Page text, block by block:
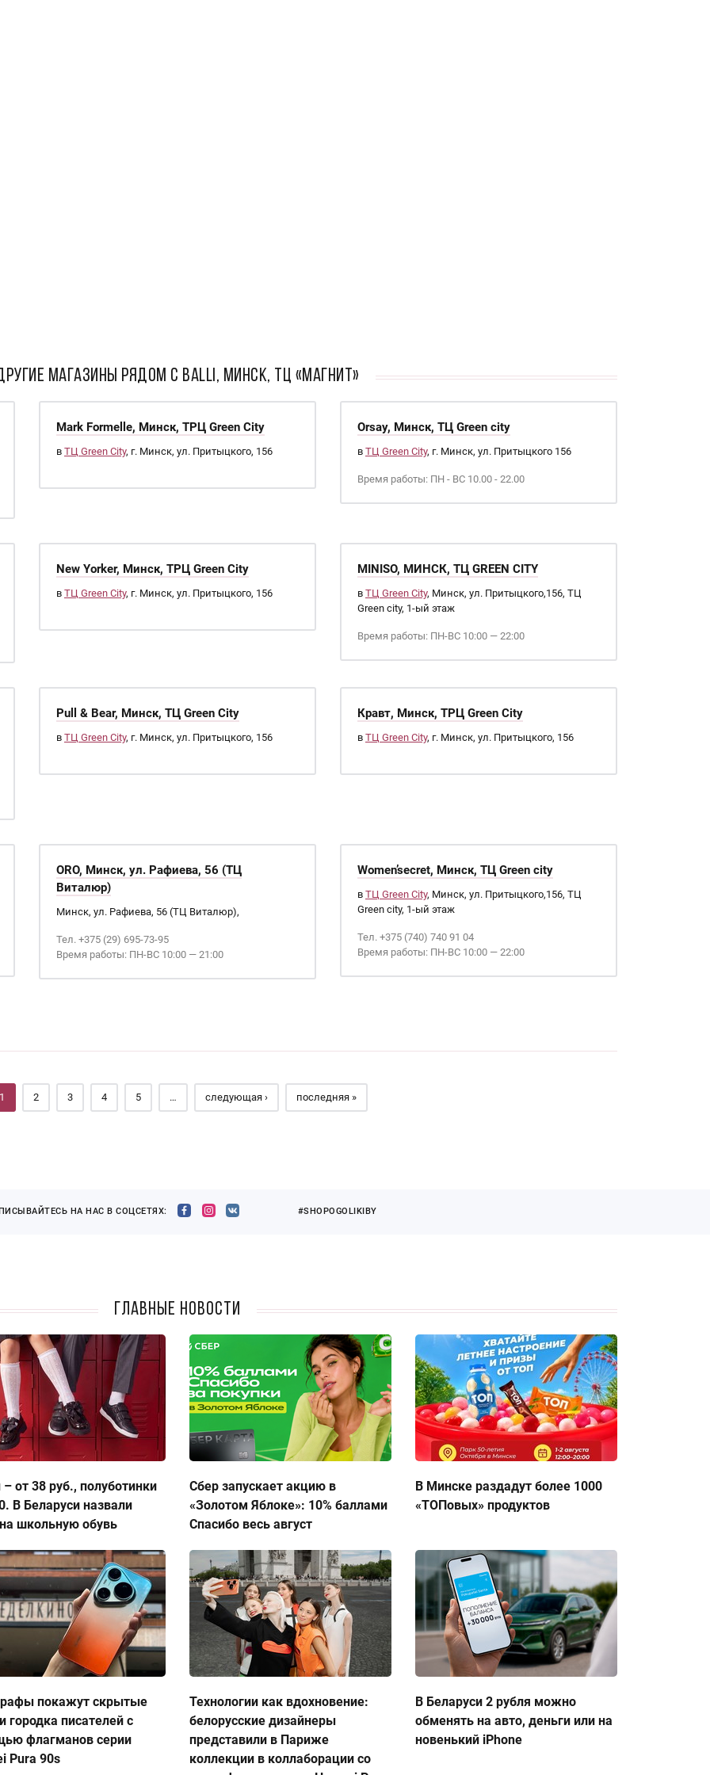
МАГАЗИНЫ РЯДОМ С BALLI, Минск, ТЦ «Магнит»
Mark Formelle, Минск, ТРЦ Green City
в ТЦ Green City, г. Минск, ул. Притыцкого, 156
Orsay, Минск, ТЦ Green city
в ТЦ Green City, г. Минск, ул. Притыцкого 156
Время работы: ПН - ВС 10.00 - 22.00
New Yorker, Минск, ТРЦ Green City
в ТЦ Green City, г. Минск, ул. Притыцкого, 156
MINISO, МИНСК, ТЦ GREEN CITY
в ТЦ Green City, Минск, ул. Притыцкого,156, ТЦ
Green city, 1-ый этаж
Время работы: ПН-ВС 10:00 — 22:00
Pull & Bear, Минск, ТЦ Green City
в ТЦ Green City, г. Минск, ул. Притыцкого, 156
Кравт, Минск, ТРЦ Green City
в ТЦ Green City, г. Минск, ул. Притыцкого, 156
ORO, Минск, ул. Рафиева, 56 (ТЦ
Виталюр)
Минск, ул. Рафиева, 56 (ТЦ Виталюр),
Тел. +375 (29) 695-73-95
Время работы: ПН-ВС 10:00 — 21:00
Women’secret, Минск, ТЦ Green city
в ТЦ Green City, Минск, ул. Притыцкого,156, ТЦ
Green city, 1-ый этаж
Тел. +375 (740) 740 91 04
Время работы: ПН-ВС 10:00 — 22:00
2 3 4 5 … следующая › последняя »
НА НАС В СОЦСЕТЯХ: #SHOPOGOLIKIBY
Главные новости
от 38 руб., полуботинки
В Беларуси назвали
школьную обувь
Сбер запускает акцию в
«Золотом Яблоке»: 10% баллами
Спасибо весь август
В Минске раздадут более 1000
«ТОПовых» продуктов
покажут скрытые
городка писателей с
флагманов серии
Pura 90s
Технологии как вдохновение:
белорусские дизайнеры
представили в Париже
коллекции в коллаборации со
В Беларуси 2 рубля можно
обменять на авто, деньги или на
новенький iPhone